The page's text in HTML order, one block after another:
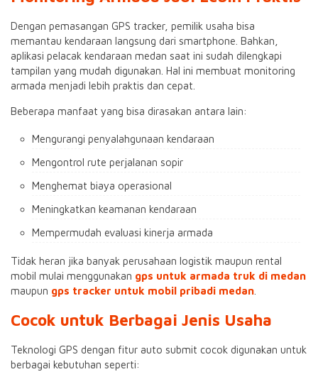
Dengan pemasangan GPS tracker, pemilik usaha bisa
memantau kendaraan langsung dari smartphone. Bahkan,
aplikasi pelacak kendaraan medan saat ini sudah dilengkapi
tampilan yang mudah digunakan. Hal ini membuat monitoring
armada menjadi lebih praktis dan cepat.
Beberapa manfaat yang bisa dirasakan antara lain:
Mengurangi penyalahgunaan kendaraan
Mengontrol rute perjalanan sopir
Menghemat biaya operasional
Meningkatkan keamanan kendaraan
Mempermudah evaluasi kinerja armada
Tidak heran jika banyak perusahaan logistik maupun rental
mobil mulai menggunakan gps untuk armada truk di medan
maupun gps tracker untuk mobil pribadi medan
Cocok untuk Berbagai Jenis Usaha
Teknologi GPS dengan fitur auto submit cocok digunakan untuk
berbagai kebutuhan seperti: